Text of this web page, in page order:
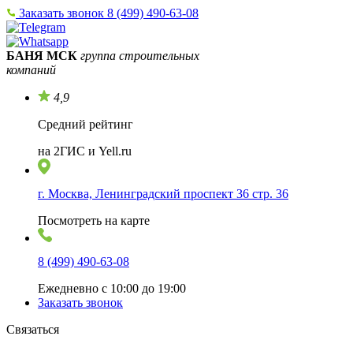
Заказать звонок 8 (499) 490-63-08
БАНЯ МСК группа строительных
компаний
4,9
Средний рейтинг
на 2ГИС и Yell.ru
г. Москва, Ленинградский проспект 36 стр. 36
Посмотреть на карте
8 (499) 490-63-08
Ежедневно с 10:00 до 19:00
Заказать звонок
Связаться